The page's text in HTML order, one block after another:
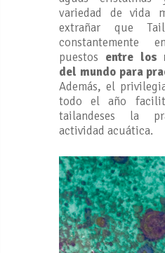
variedad de vida
extrañar que
constantemente
puestos entre los
del mundo para
Además, el
todo el año
tailandeses la
actividad acuática.